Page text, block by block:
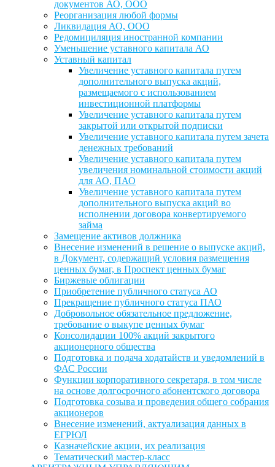
документов АО, ООО
Реорганизация любой формы
Ликвидация АО, ООО
Редомициляция иностранной компании
Уменьшение уставного капитала АО
Уставный капитал
Увеличение уставного капитала путем
дополнительного выпуска акций,
размещаемого с использованием
инвестиционной платформы
Увеличение уставного капитала путем
закрытой или открытой подписки
Увеличение уставного капитала путем зачета
денежных требований
Увеличение уставного капитала путем
увеличения номинальной стоимости акций
для АО, ПАО
Увеличение уставного капитала путем
дополнительного выпуска акций во
исполнении договора конвертируемого
займа
Замещение активов должника
Внесение изменений в решение о выпуске акций,
в Документ, содержащий условия размещения
ценных бумаг, в Проспект ценных бумаг
Биржевые облигации
Приобретение публичного статуса АО
Прекращение публичного статуса ПАО
Добровольное обязательное предложение,
требование о выкупе ценных бумаг
Консолидации 100% акций закрытого
акционерного общества
Подготовка и подача ходатайств и уведомлений в
ФАС России
Функции корпоративного секретаря, в том числе
на основе долгосрочного абонентского договора
Подготовка созыва и проведения общего собрания
акционеров
Внесение изменений, актуализация данных в
ЕГРЮЛ
Казначейские акции, их реализация
Тематический мастер-класс